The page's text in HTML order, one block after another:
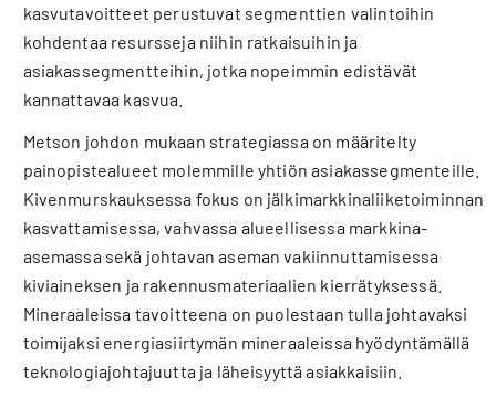
kasvutavoitteet perustuvat segmenttien valintoihin
kohdentaa resursseja niihin ratkaisuihin ja
asiakassegmentteihin, jotka nopeimmin edistävät
kannattavaa kasvua.
Metson johdon mukaan strategiassa on määritelty
painopistealueet molemmille yhtiön asiakassegmenteille.
Kivenmurskauksessa fokus on jälkimarkkinaliiketoiminnan
kasvattamisessa, vahvassa alueellisessa markkina-
asemassa sekä johtavan aseman vakiinnuttamisessa
kiviaineksen ja rakennusmateriaalien kierrätyksessä.
Mineraaleissa tavoitteena on puolestaan tulla johtavaksi
toimijaksi energiasiirtymän mineraaleissa hyödyntämällä
teknologiajohtajuutta ja läheisyyttä asiakkaisiin.